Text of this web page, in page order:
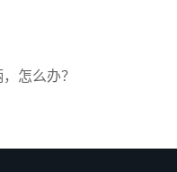
怎么办？